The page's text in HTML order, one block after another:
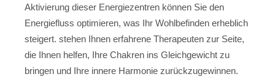
Aktivierung dieser Energiezentren können Sie den
Energiefluss optimieren, was Ihr Wohlbefinden erheblich
steigert. stehen Ihnen erfahrene Therapeuten zur Seite,
die Ihnen helfen, Ihre Chakren ins Gleichgewicht zu
bringen und Ihre innere Harmonie zurückzugewinnen.